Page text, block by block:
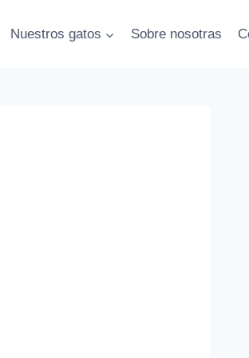
Nuestros gatos Sobre nosotras